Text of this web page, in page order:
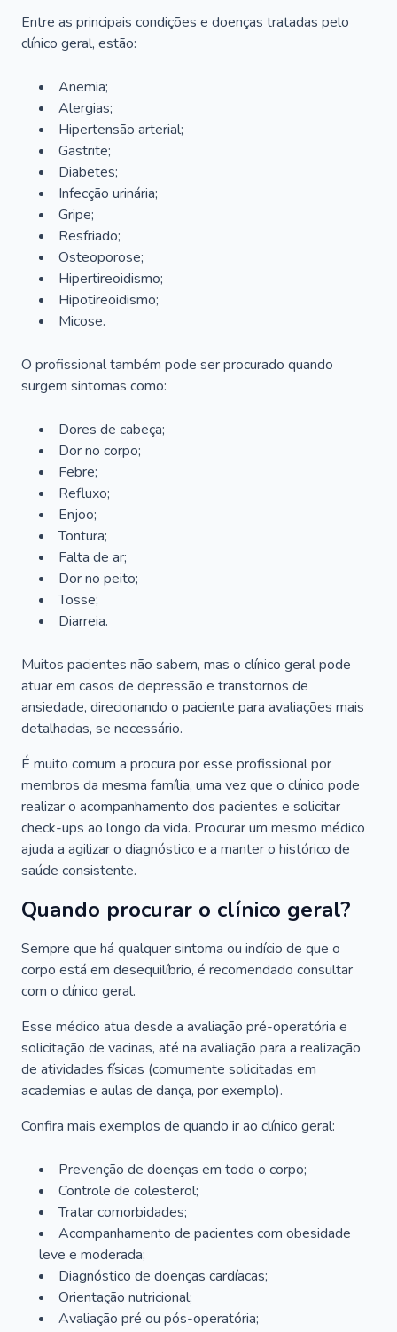
Entre as principais condições e doenças tratadas pelo
clínico geral, estão:
Anemia;
Alergias;
Hipertensão arterial;
Gastrite;
Diabetes;
Infecção urinária;
Gripe;
Resfriado;
Osteoporose;
Hipertireoidismo;
Hipotireoidismo;
Micose.
O profissional também pode ser procurado quando
surgem sintomas como:
Dores de cabeça;
Dor no corpo;
Febre;
Refluxo;
Enjoo;
Tontura;
Falta de ar;
Dor no peito;
Tosse;
Diarreia.
Muitos pacientes não sabem, mas o clínico geral pode
atuar em casos de depressão e transtornos de
ansiedade, direcionando o paciente para avaliações mais
detalhadas, se necessário.
É muito comum a procura por esse profissional por
membros da mesma família, uma vez que o clínico pode
realizar o acompanhamento dos pacientes e solicitar
check-ups ao longo da vida. Procurar um mesmo médico
ajuda a agilizar o diagnóstico e a manter o histórico de
saúde consistente.
Quando procurar o clínico geral?
Sempre que há qualquer sintoma ou indício de que o
corpo está em desequilíbrio, é recomendado consultar
com o clínico geral.
Esse médico atua desde a avaliação pré-operatória e
solicitação de vacinas, até na avaliação para a realização
de atividades físicas (comumente solicitadas em
academias e aulas de dança, por exemplo).
Confira mais exemplos de quando ir ao clínico geral:
Prevenção de doenças em todo o corpo;
Controle de colesterol;
Tratar comorbidades;
Acompanhamento de pacientes com obesidade
leve e moderada;
Diagnóstico de doenças cardíacas;
Orientação nutricional;
Avaliação pré ou pós-operatória;